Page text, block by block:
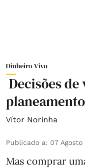
Dinheiro Vivo
Decisões
Vítor Norinha
Publicado a: 07
Mas comprar